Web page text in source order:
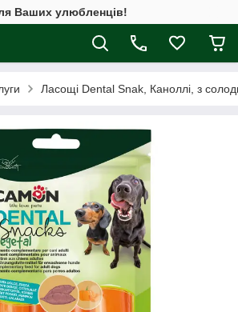
Ваших улюбленців!
Ласощі Dental Snak, Каноллі, з